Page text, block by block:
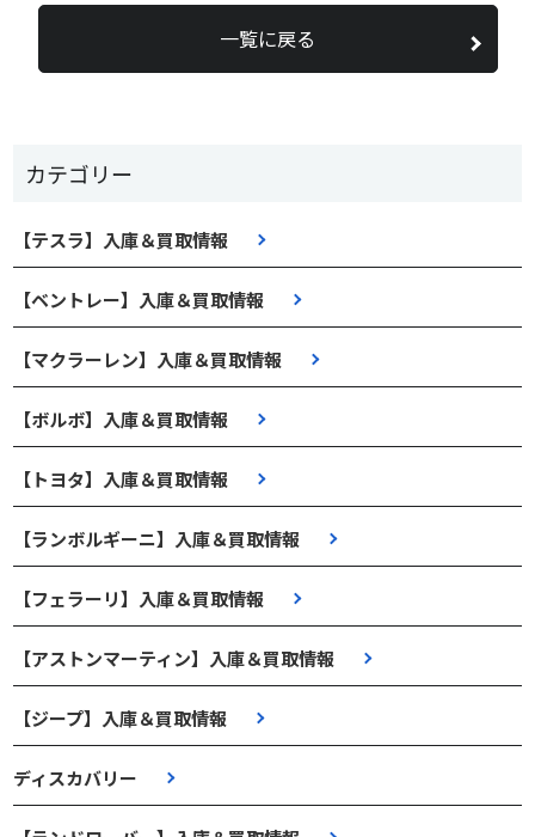
カテゴリー
【テスラ】入庫＆買取情報
【ベントレー】入庫＆買取情報
【マクラーレン】入庫＆買取情報
【ボルボ】入庫＆買取情報
【トヨタ】入庫＆買取情報
【ランボルギーニ】入庫＆買取情報
【フェラーリ】入庫＆買取情報
【アストンマーティン】入庫＆買取情報
【ジープ】入庫＆買取情報
ディスカバリー
一覧に戻る